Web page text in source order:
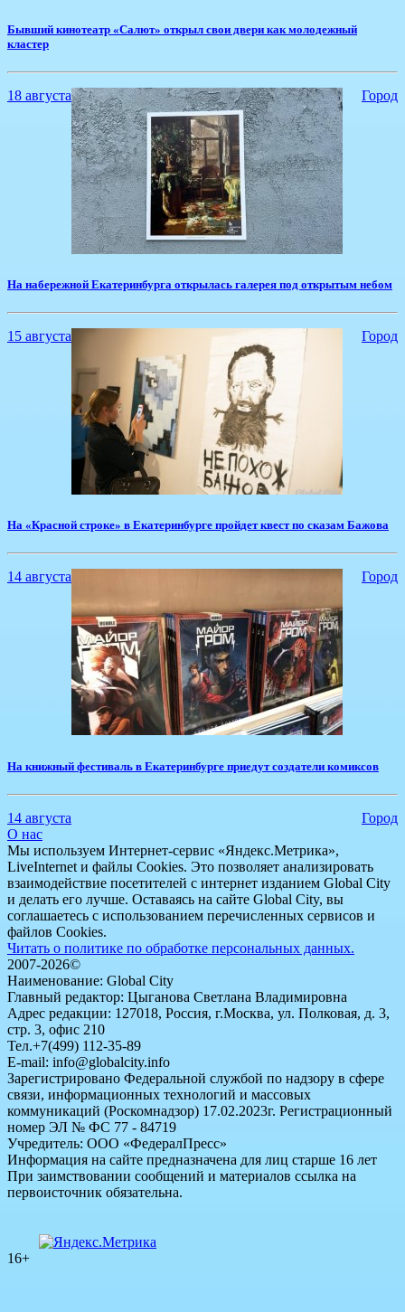
​Бывший кинотеатр «Салют» открыл свои двери как молодежный
кластер
18 августа Город
На набережной Екатеринбурга открылась галерея под открытым небом
15 августа Город
На «Красной строке» в Екатеринбурге пройдет квест по сказам Бажова
14 августа Город
​На книжный фестиваль в Екатеринбурге приедут создатели комиксов
14 августа
Город
О нас
Мы используем Интернет-сервис «Яндекс.Метрика»,
LiveInternet и файлы Cookies. Это позволяет анализировать
взаимодействие посетителей с интернет изданием Global City
и делать его лучше. Оставаясь на сайте Global City, вы
соглашаетесь с использованием перечисленных сервисов и
файлов Cookies.
Читать о политике по обработке персональных данных.
2007-2026©
Наименование: Global City
Главный редактор: Цыганова Светлана Владимировна
Адрес редакции: 127018, Россия, г.Москва, ул. Полковая, д. 3,
стр. 3, офис 210
Тел.+7(499) 112-35-89
E-mail: info@globalcity.info
Зарегистрировано Федеральной службой по надзору в сфере
связи, информационных технологий и массовых
коммуникаций (Роскомнадзор) 17.02.2023г. Регистрационный
номер ЭЛ № ФС 77 - 84719
Учредитель: ООО «ФедералПресс»
Информация на сайте предназначена для лиц старше 16 лет
При заимствовании сообщений и материалов ссылка на
первоисточник обязательна.
16+